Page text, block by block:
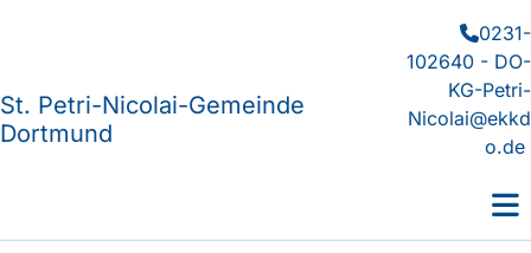
St. Petri-Nicolai-Gemeinde
Dortmund
0231-
102640 - DO-
KG-Petri-
Nicolai@ekkd
o.de